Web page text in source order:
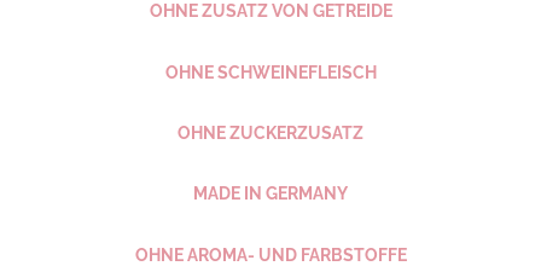
OHNE ZUSATZ VON GETREIDE
OHNE SCHWEINE­FLEISCH
OHNE ZUCKER­ZUSATZ
MADE IN GERMANY
OHNE AROMA- UND FARB­STOFFE